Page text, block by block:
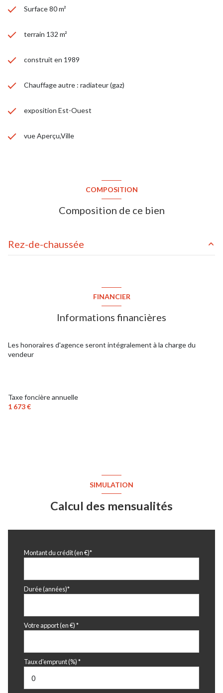
Surface 80 m²
terrain 132 m²
construit en 1989
Chauffage autre : radiateur (gaz)
exposition Est-Ouest
vue Aperçu,Ville
COMPOSITION
Composition de ce bien
Rez-de-chaussée
FINANCIER
Informations financières
Les honoraires d'agence seront intégralement à la charge du
vendeur
Taxe foncière annuelle
1 673 €
SIMULATION
Calcul des mensualités
Montant du crédit (en €)*
Durée (années)*
Votre apport (en €) *
Taux d'emprunt (%) *